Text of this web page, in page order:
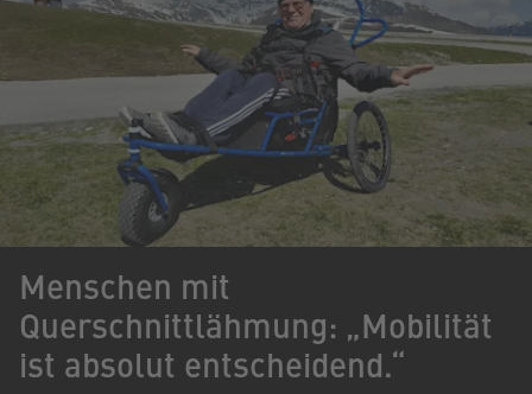
Menschen mit
Querschnittlähmung: „Mobilität
ist absolut entscheidend.“